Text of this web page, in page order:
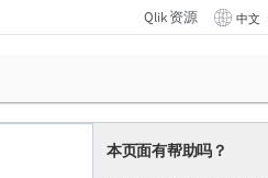
Qlik 资源 中文
本页面有帮助吗？